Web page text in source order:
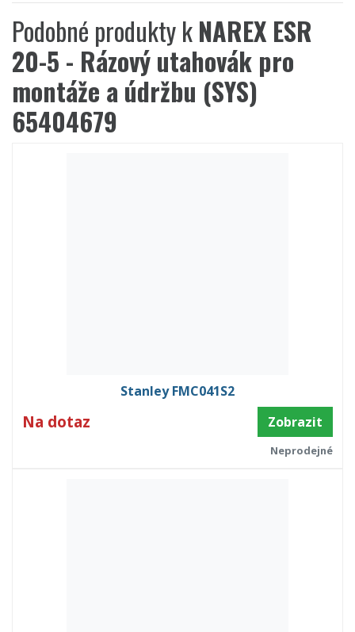
Podobné produkty kNAREX ESR
20-5 - Rázový utahovák pro
montáže a údržbu (SYS)
65404679
Stanley FMC041S2
Na dotaz Zobrazit
Neprodejné